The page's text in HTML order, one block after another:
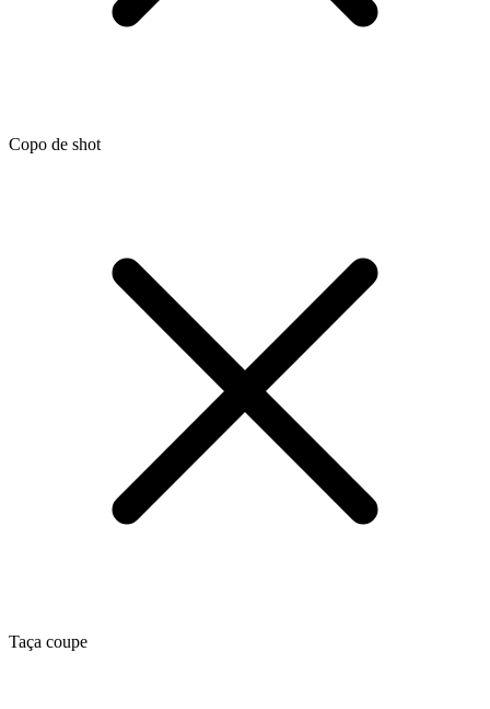
Copo de shot
Taça coupe